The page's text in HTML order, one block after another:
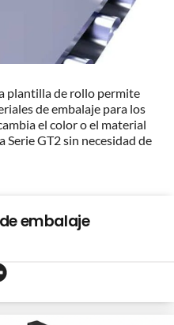
plantilla de rollo permite
de embalaje para los
el color o el material
Serie GT2 sin necesidad de
embalaje